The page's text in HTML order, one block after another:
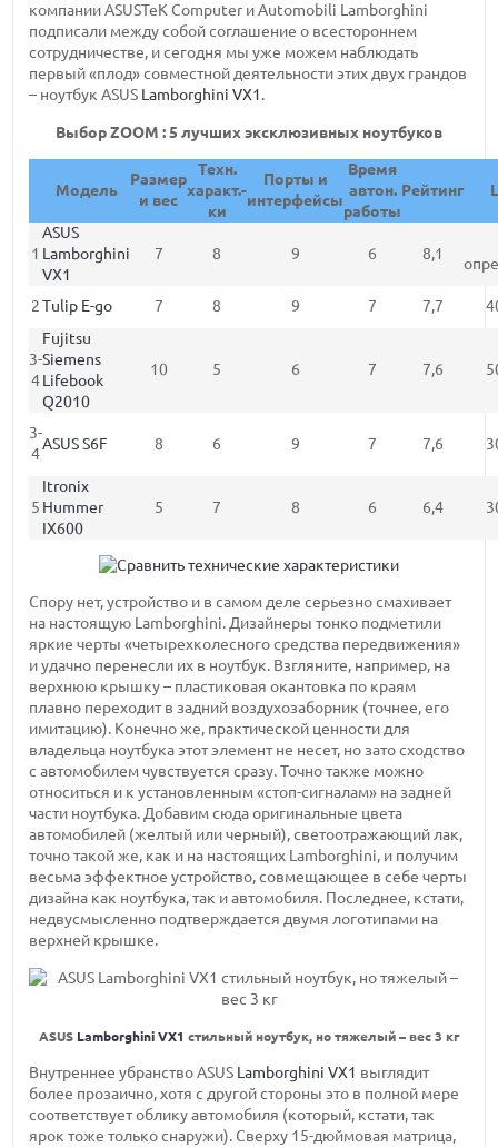
компании ASUSTeK Computer и Automobili Lamborghini
подписали между собой соглашение о всестороннем
сотрудничестве, и сегодня мы уже можем наблюдать
первый «плод» совместной деятельности этих двух грандов
– ноутбук ASUS Lamborghini VX1.
Выбор ZOOM : 5 лучших эксклюзивных ноутбуков
Модель
Размер
и вес
Техн.
характ.-
ки
Порты и
интерфейсы
Время
автон.
работы
Рейтинг
1
ASUS
Lamborghini
VX1
7 8 9 6 8,1
2 Tulip E-go 7 8 9 7 7,7
3-
4
Fujitsu
Siemens
Lifebook
Q2010
10 5 6 7 7,6
3-
4
ASUS S6F 8 6 9 7 7,6
5
Itronix
Hummer
IX600
5 7 8 6 6,4
Спору нет, устройство и в самом деле серьезно смахивает
на настоящую Lamborghini. Дизайнеры тонко подметили
яркие черты «четырехколесного средства передвижения»
и удачно перенесли их в ноутбук. Взгляните, например, на
верхнюю крышку – пластиковая окантовка по краям
плавно переходит в задний воздухозаборник (точнее, его
имитацию). Конечно же, практической ценности для
владельца ноутбука этот элемент не несет, но зато сходство
с автомобилем чувствуется сразу. Точно также можно
относиться и к установленным«стоп-сигналам» на задней
части ноутбука. Добавим сюда оригинальные цвета
автомобилей (желтый или черный), светоотражающий лак,
точно такой же, как и на настоящих Lamborghini, и получим
весьма эффектное устройство, совмещающее в себе черты
дизайна как ноутбука, так и автомобиля. Последнее, кстати,
недвусмысленно подтверждается двумя логотипами на
верхней крышке.
ASUS Lamborghini VX1 стильный ноутбук, но тяжелый – вес 3 кг
Внутреннее убранство ASUS Lamborghini VX1 выглядит
более прозаично, хотя с другой стороны это в полной мере
соответствует облику автомобиля (который, кстати, так
ярок тоже только снаружи). Сверху 15-дюймовая матрица,